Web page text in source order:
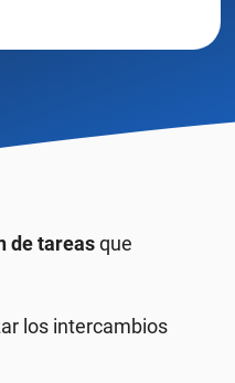
de tareasque
los intercambios